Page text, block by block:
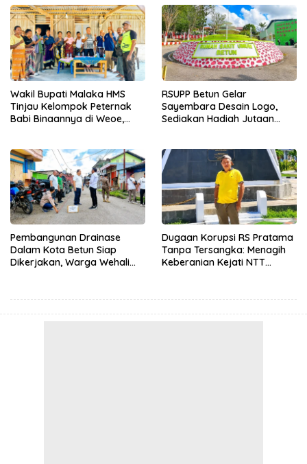
Wakil Bupati Malaka HMS
Tinjau Kelompok Peternak
Babi Binaannya di Weoe,
RSUPP Betun Gelar
Sayembara Desain Logo,
Sediakan Hadiah Jutaan
Pembangunan Drainase
Dalam Kota Betun Siap
Dikerjakan, Warga Wehali
Dugaan Korupsi RS Pratama
Tanpa Tersangka: Menagih
Keberanian Kejati NTT